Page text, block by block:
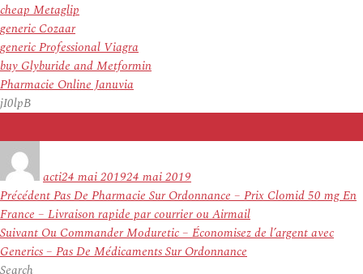
cheap Metaglip
generic Cozaar
generic Professional Viagra
buy Glyburide and Metformin
Pharmacie Online Januvia
jI0lpB
actile
24 mai 201924 mai 2019
Navigation
de
l’article
PrécédentArticle
précédent :
Pas De Pharmacie Sur Ordonnance – Prix Clomid 50 mg En
France – Livraison rapide par courrier ou Airmail
Suivant Article
suivant :
Ou Commander Moduretic – Économisez de l’argent avec
Generics – Pas De Médicaments Sur Ordonnance